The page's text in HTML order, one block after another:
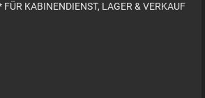
KABINENDIENST, LAGER & VERKAUF